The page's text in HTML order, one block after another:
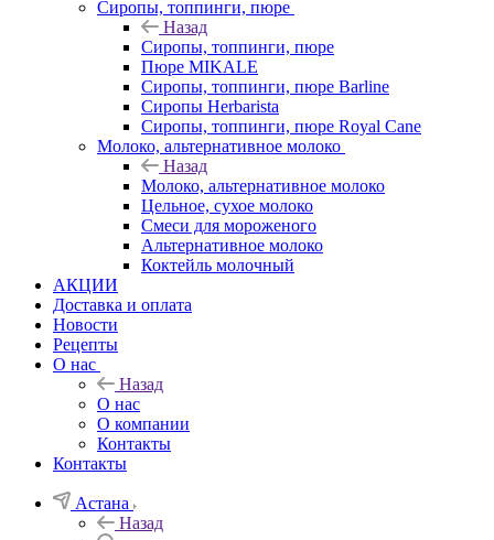
Сиропы, топпинги, пюре
Назад
Сиропы, топпинги, пюре
Пюре MIKALE
Сиропы, топпинги, пюре Barline
Сиропы Herbarista
Сиропы, топпинги, пюре Royal Cane
Молоко, альтернативное молоко
Назад
Молоко, альтернативное молоко
Цельное, сухое молоко
Смеси для мороженого
Альтернативное молоко
Коктейль молочный
АКЦИИ
Доставка и оплата
Новости
Рецепты
О нас
Назад
О нас
О компании
Контакты
Контакты
Астана
Назад